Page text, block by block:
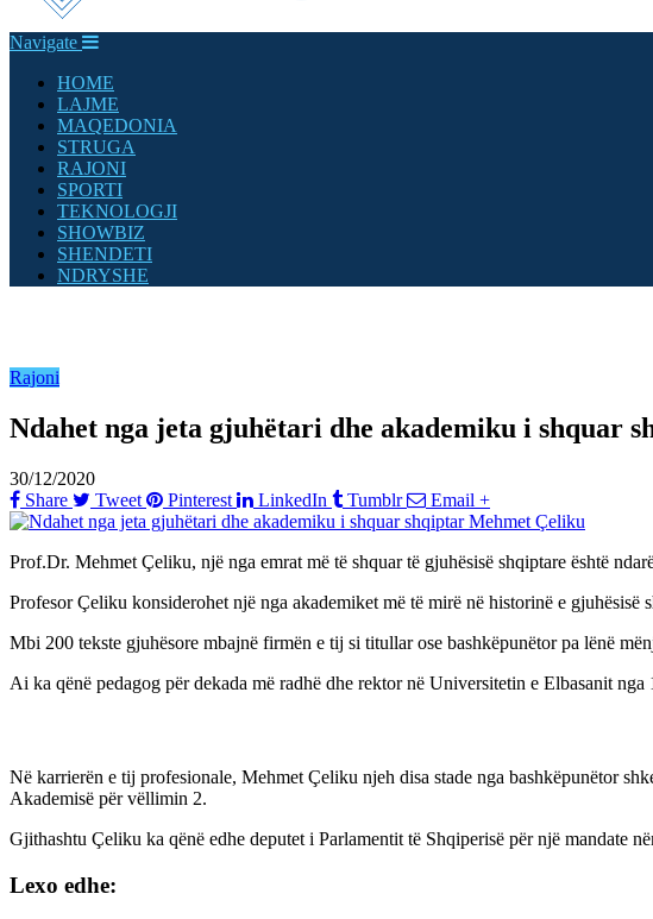
Navigate
HOME
LAJME
MAQEDONIA
STRUGA
RAJONI
SPORTI
TEKNOLOGJI
SHOWBIZ
SHENDETI
NDRYSHE
Rajoni
Ndahet nga jeta gjuhëtari dhe akademiku i shquar
30/12/2020
Share
Tweet Pinterest LinkedIn Tumblr Email +
Prof.Dr. Mehmet Çeliku, një nga emrat më të shquar të gjuhësisë shqiptare është
Profesor Çeliku konsiderohet një nga akademiket më të mirë në historinë e
Mbi 200 tekste gjuhësore mbajnë firmën e tij si titullar ose bashkëpunëtor pa lënë
Ai ka qënë pedagog për dekada më radhë dhe rektor në Universitetin e Elbasanit nga
Në karrierën e tij profesionale, Mehmet Çeliku njeh disa stade nga bashkëpunëtor
Akademisë për vëllimin 2.
Gjithashtu Çeliku ka qënë edhe deputet i Parlamentit të Shqiperisë për një mandate
Lexo edhe: